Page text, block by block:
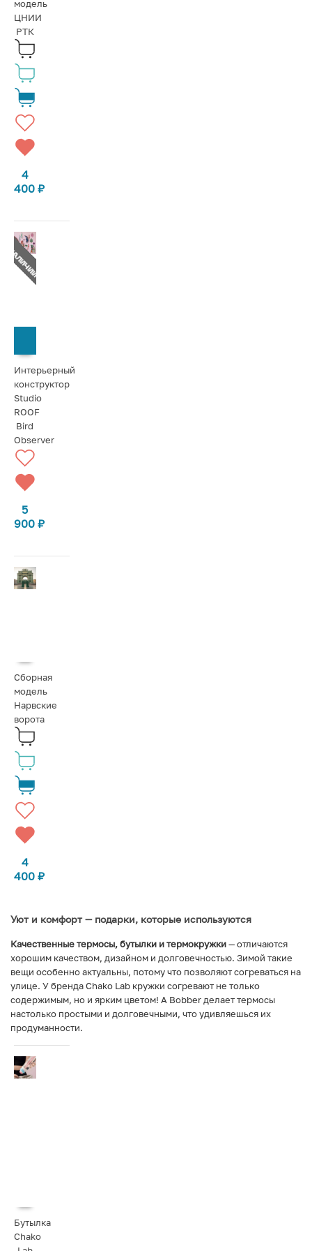
модель
ЦНИИ
РТК
4
400 ₽
Интерьерный
конструктор
Studio
ROOF
Bird
Observer
5
900 ₽
Сборная
модель
Нарвские
ворота
4
400 ₽
Уют и комфорт — подарки, которые используются
Качественные термосы, бутылки и термокружки— отличаются
хорошим качеством, дизайном и долговечностью. Зимой такие
вещи особенно актуальны, потому что позволяют согреваться на
улице. У бренда Chako Lab кружки согревают не только
содержимым, но и ярким цветом! А Bobber делает термосы
настолько простыми и долговечными, что удивляешься их
продуманности.
Бутылка
Chako